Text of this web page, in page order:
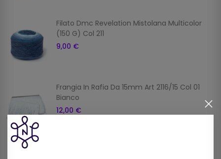
Filato Dmc Revelation Mistolana Multicolor
(150 G) Col 211
9,00 €
Frangia In Rafia Da 15mm Art 2116/15 Col 01
Bianco
12,00 €